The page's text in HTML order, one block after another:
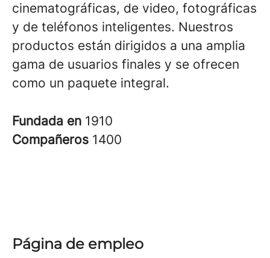
cinematográficas, de video, fotográficas
y de teléfonos inteligentes. Nuestros
productos están dirigidos a una amplia
gama de usuarios finales y se ofrecen
como un paquete integral.
Fundada en 1910
Compañeros 1400
Página de empleo